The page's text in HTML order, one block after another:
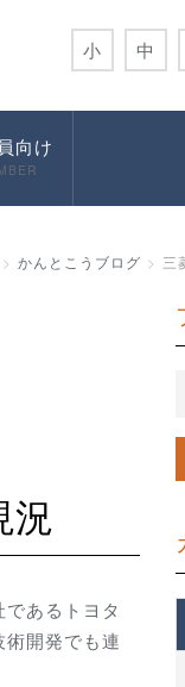
小 中
向け
かんとこうブログ 三
況
あるトヨタ
開発でも連